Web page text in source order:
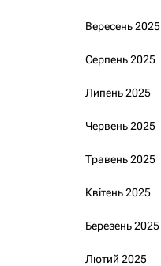
Вересень 2025
Серпень 2025
Липень 2025
Червень 2025
Травень 2025
Квітень 2025
Березень 2025
Лютий 2025